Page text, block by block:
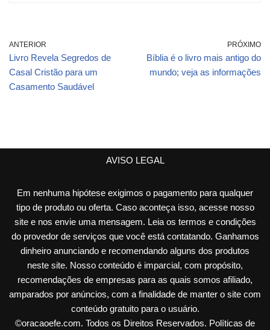
ANTERIOR
Livro Revela Segredos de
Casal Cristão para um
Casamento Saudável
PRÓXIMO
Bíblia é o livro mais antigo do
mundo; veja as informações
AVISO LEGAL
Em nenhuma hipótese exigimos o pagamento para qualquer
tipo de produto ou oferta. Caso aconteça isso, acesse nosso
site e nos envie uma mensagem. Leia os termos e condições
do provedor de serviços que você está contatando. Ganhamos
dinheiro anunciando e recomendando alguns dos produtos
neste site. Nosso conteúdo é imparcial, com propósito,
recomendações de empresas para as quais somos afiliado,
amparados por anúncios, com a finalidade de manter o site com
conteúdo gratuito para o usuário.
©oracaoefe.com. Todos os Direitos Reservados. Políticas de